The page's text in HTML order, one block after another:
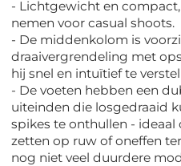
- Lichtgewicht en
nemen voor casual shoots.
- De middenkolom is
draaivergrendeling met
hij snel en intuïtief te
- De voeten hebben een
uiteinden die losgedraaid
spikes te onthullen - ideaal
zetten op ruw of oneffen
nog niet veel duurdere